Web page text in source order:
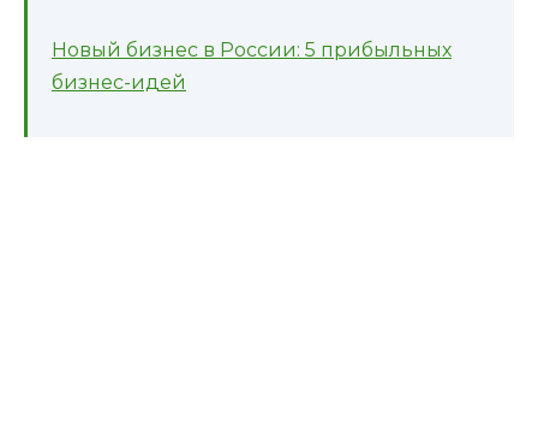
Новый бизнес в России: 5 прибыльных
бизнес-идей